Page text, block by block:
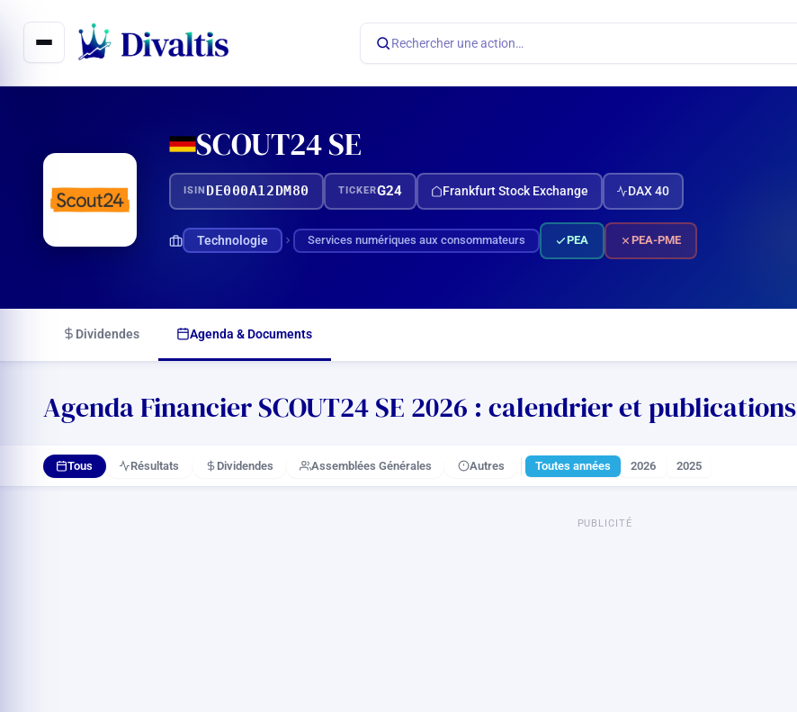
contenu
Rechercher une action…
SCOUT24 SE
ISIN DE000A12DM80 TICKERG24 Frankfurt Stock Exchange DAX 40
Technologie Services numériques aux consommateurs PEA PEA-PME
Dividendes Agenda & Documents
Agenda Financier SCOUT24 SE 2026 : calendrier et publications
Tous Résultats Dividendes Assemblées Générales Autres Toutes années 2026 2025
PUBLICITÉ